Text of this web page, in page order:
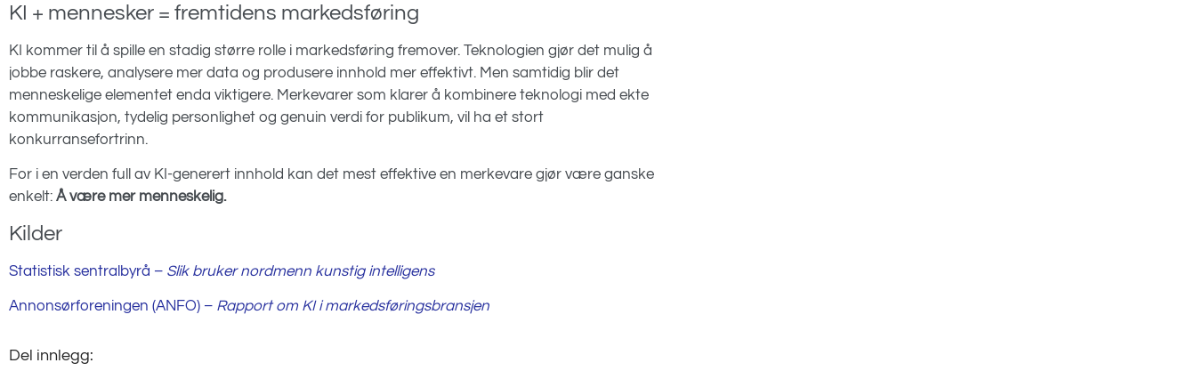
KI + mennesker = fremtidens markedsføring
KI kommer til å spille en stadig større rolle i markedsføring fremover. Teknologien gjør det mulig å
jobbe raskere, analysere mer data og produsere innhold mer effektivt. Men samtidig blir det
menneskelige elementet enda viktigere. Merkevarer som klarer å kombinere teknologi med ekte
kommunikasjon, tydelig personlighet og genuin verdi for publikum, vil ha et stort
konkurransefortrinn.
For i en verden full av KI-generert innhold kan det mest effektive en merkevare gjør være ganske
enkelt: Å være mer menneskelig.
Kilder
Statistisk sentralbyrå – Slik bruker nordmenn kunstig intelligens
Annonsørforeningen (ANFO) – Rapport om KI i markedsføringsbransjen
Del innlegg: